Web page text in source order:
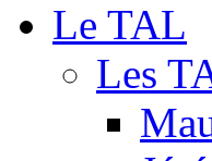
Le TAL
Les